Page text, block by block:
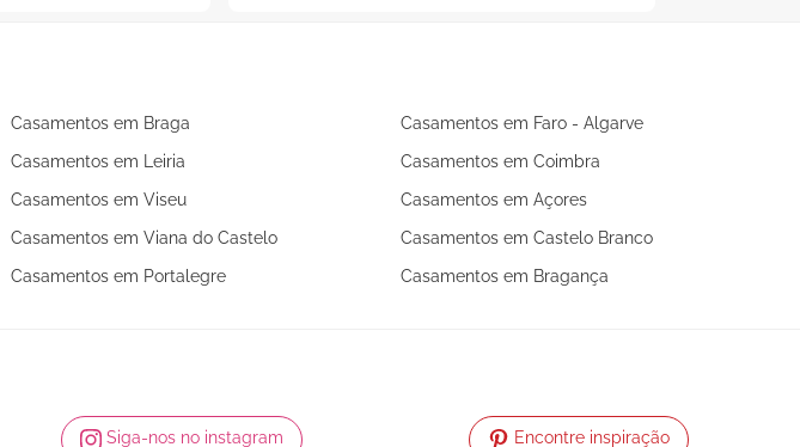
Casamentos em Braga
Casamentos em Faro - Algarve
Casamentos em Leiria
Casamentos em Coimbra
Casamentos em Viseu
Casamentos em Açores
Casamentos em Viana do Castelo
Casamentos em Castelo Branco
Casamentos em Portalegre Casamentos em Bragança
Siga-nos no instagram Encontre inspiração